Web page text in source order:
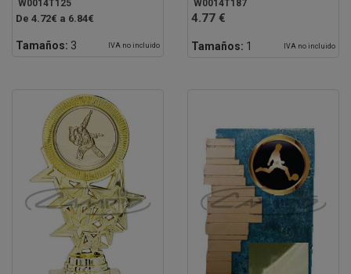
W0014T125
De 4.72€ a 6.84€
Tamaños: 3 IVA no incluido
W0014T187
4.77 €
Tamaños: 1 IVA no incluido